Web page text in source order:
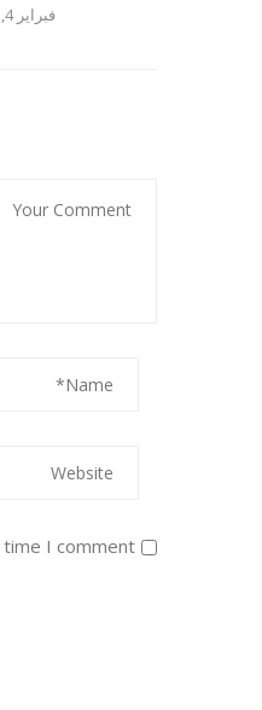
فبراير 4, 2026
I comment.